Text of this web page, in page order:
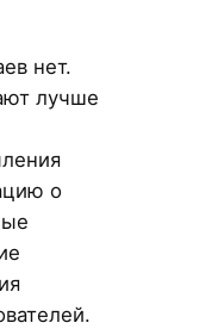
нет.
лучше
о